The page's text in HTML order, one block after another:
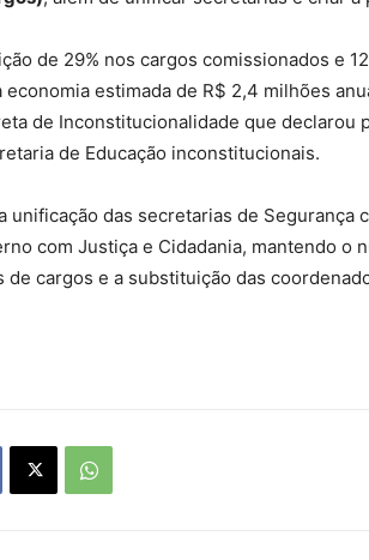
de 29% nos cargos comissionados e
estimada de R$ 2,4 milhões
de Inconstitucionalidade que declarou
de Educação inconstitucionais.
unificação das secretarias de Segurança
com Justiça e Cidadania, mantendo o
de cargos e a substituição das